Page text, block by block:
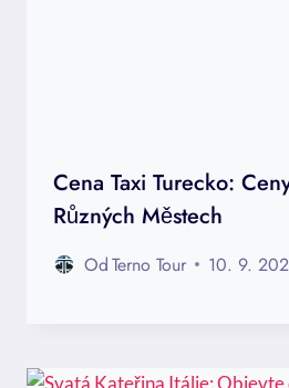
Cena Taxi Turecko:
Různých Městech
OdTerno Tour 10. 9.